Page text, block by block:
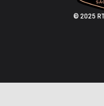
© 2025